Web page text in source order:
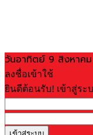
วันอาทิตย์ 9 สิงหาค
ลงชื่อเข้าใช้
ยินดีต้อนรับ! เข้าสู่ร